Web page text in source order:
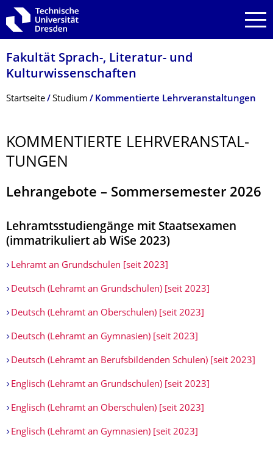
Zur Hauptnavigation springen
Zur Suche springen
Zum Inhalt springen
Fakultät Sprach-, Literatur- und
Kulturwissenschaf­ten
Breadcrumb-Menü
Startseite Studium Kommentierte Lehrveranstaltungen
KOMMENTIERTE LEHRVERANSTAL­
TUNGEN
Lehrangebote – Sommersemester 2026
Lehramtsstudiengänge mit Staatsexamen
(immatrikuliert ab WiSe 2023)
Lehramt an Grundschulen [seit 2023]
Deutsch (Lehramt an Grundschulen) [seit 2023]
Deutsch (Lehramt an Oberschulen) [seit 2023]
Deutsch (Lehramt an Gymnasien) [seit 2023]
Deutsch (Lehramt an Berufsbildenden Schulen) [seit 2023]
Englisch (Lehramt an Grundschulen) [seit 2023]
Englisch (Lehramt an Oberschulen) [seit 2023]
Englisch (Lehramt an Gymnasien) [seit 2023]